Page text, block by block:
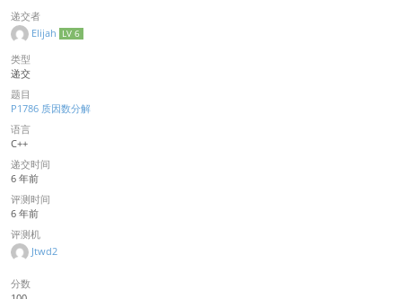
递交者
Elijah LV 6
类型
递交
题目
P1786 质因数分解
语言
C++
递交时间
6 年前
评测时间
6 年前
评测机
Jtwd2
分数